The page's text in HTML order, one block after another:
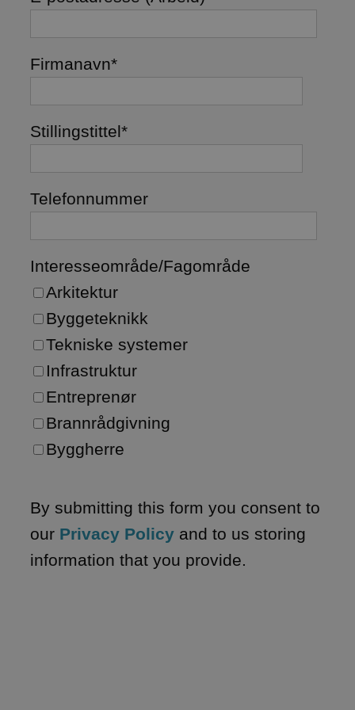
Firmanavn*
Stillingstittel*
Telefonnummer
Interesseområde/Fagområde
Arkitektur
Byggeteknikk
Tekniske systemer
Infrastruktur
Entreprenør
Brannrådgivning
Byggherre
By submitting this form you consent to
our Privacy Policy and to us storing
information that you provide.